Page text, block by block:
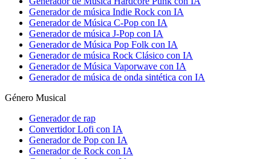
Generador de música Indie Rock con IA
Generador de Música C-Pop con IA
Generador de música J-Pop con IA
Generador de Música Pop Folk con IA
Generador de música Rock Clásico con IA
Generador de Música Vaporwave con IA
Generador de música de onda sintética con IA
Género Musical
Generador de rap
Convertidor Lofi con IA
Generador de Pop con IA
Generador de Rock con IA